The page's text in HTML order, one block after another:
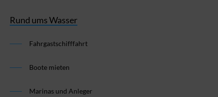
Rund ums Wasser
Fahrgastschifffahrt
Boote mieten
Marinas und Anleger